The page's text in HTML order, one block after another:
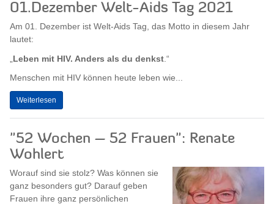
01.Dezember Welt-Aids Tag 2021
Am 01. Dezember ist Welt-Aids Tag, das Motto in diesem Jahr
lautet:
Leben mit HIV. Anders als du denkst .“
Menschen mit HIV können heute leben wie...
Weiterlesen
"52 Wochen – 52 Frauen": Renate
Wohlert
Worauf sind sie stolz? Was können sie
ganz besonders gut? Darauf geben
Frauen ihre ganz persönlichen